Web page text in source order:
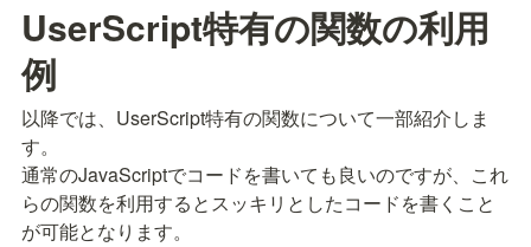
UserScript特有の関数の利用
例
以降では、UserScript特有の関数について一部紹介しま
す。
通常のJavaScriptでコードを書いても良いのですが、これ
らの関数を利用するとスッキリとしたコードを書くこと
が可能となります。